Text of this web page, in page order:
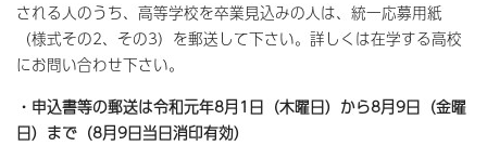
される人のうち、高等学校を卒業見込みの人は、統一応募用紙
（様式その2、その3）を郵送して下さい。詳しくは在学する高校
にお問い合わせ下さい。
・申込書等の郵送は令和元年8月1日（木曜日）から8月9日（金曜
日）まで（8月9日当日消印有効）